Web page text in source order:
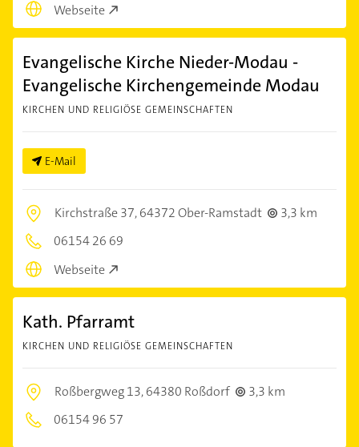
Webseite
Evangelische Kirche Nieder-Modau -
Evangelische Kirchengemeinde Modau
KIRCHEN UND RELIGIÖSE GEMEINSCHAFTEN
E-Mail
Kirchstraße 37,64372 Ober-Ramstadt
3,3 km
06154 26 69
Webseite
Kath. Pfarramt
KIRCHEN UND RELIGIÖSE GEMEINSCHAFTEN
Roßbergweg 13,64380 Roßdorf
3,3 km
06154 96 57